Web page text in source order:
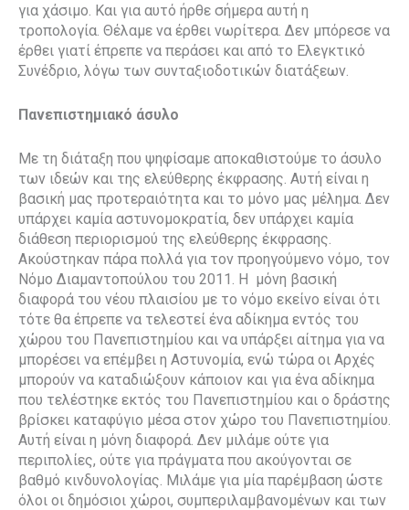
για χάσιμο. Και για αυτό ήρθε σήμερα αυτή η
τροπολογία. Θέλαμε να έρθει νωρίτερα. Δεν μπόρεσε να
έρθει γιατί έπρεπε να περάσει και από το Ελεγκτικό
Συνέδριο, λόγω των συνταξιοδοτικών διατάξεων.
Πανεπιστημιακό άσυλο
Με τη διάταξη που ψηφίσαμε αποκαθιστούμε το άσυλο
των ιδεών και της ελεύθερης έκφρασης. Αυτή είναι η
βασική μας προτεραιότητα και το μόνο μας μέλημα. Δεν
υπάρχει καμία αστυνομοκρατία, δεν υπάρχει καμία
διάθεση περιορισμού της ελεύθερης έκφρασης.
Ακούστηκαν πάρα πολλά για τον προηγούμενο νόμο, τον
Νόμο Διαμαντοπούλου του 2011. Η μόνη βασική
διαφορά του νέου πλαισίου με το νόμο εκείνο είναι ότι
τότε θα έπρεπε να τελεστεί ένα αδίκημα εντός του
χώρου του Πανεπιστημίου και να υπάρξει αίτημα για να
μπορέσει να επέμβει η Αστυνομία, ενώ τώρα οι Αρχές
μπορούν να καταδιώξουν κάποιον και για ένα αδίκημα
που τελέστηκε εκτός του Πανεπιστημίου και ο δράστης
βρίσκει καταφύγιο μέσα στον χώρο του Πανεπιστημίου.
Αυτή είναι η μόνη διαφορά. Δεν μιλάμε ούτε για
περιπολίες, ούτε για πράγματα που ακούγονται σε
βαθμό κινδυνολογίας. Μιλάμε για μία παρέμβαση ώστε
όλοι οι δημόσιοι χώροι, συμπεριλαμβανομένων και των